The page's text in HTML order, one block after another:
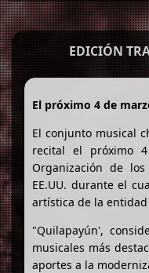
EDICIÓN
El próximo 4 de
El conjunto musical
recital el próximo
Organización de
EE.UU. durante el
artística de la
"Quilapayún',
musicales más
aportes a la